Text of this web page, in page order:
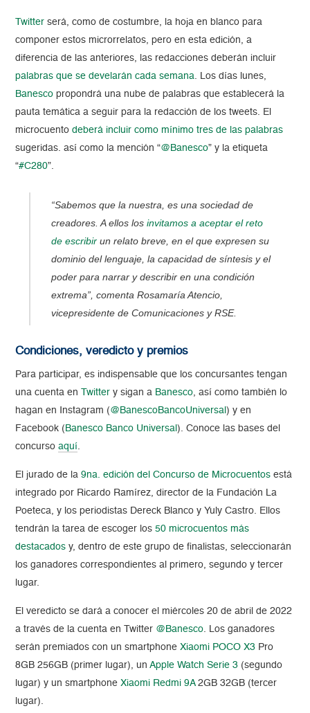
Twitter será, como de costumbre, la hoja en blanco para
componer estos microrrelatos, pero en esta edición, a
diferencia de las anteriores, las redacciones deberán incluir
palabras que se develarán cada semana. Los días lunes,
Banesco propondrá una nube de palabras que establecerá la
pauta temática a seguir para la redacción de los tweets. El
microcuentodeberá incluir como mínimo tres de las palabras
sugeridas. así como la mención “@Banesco” y la etiqueta
“#C280”.
“Sabemos que la nuestra, es una sociedad de
creadores. A ellos losinvitamos a aceptar el reto
de escribir un relato breve, en el que expresen su
dominio del lenguaje, la capacidad de síntesis y el
poder para narrar y describir en una condición
extrema”, comenta Rosamaría Atencio,
vicepresidente de Comunicaciones y RSE.
Condiciones, veredicto y premios
Para participar, es indispensable que los concursantes tengan
una cuenta en
Twitter y sigan a Banesco, así como también lo
hagan en Instagram (@BanescoBancoUniversal ) y en
Facebook ( Banesco Banco Universal ). Conoce las bases del
concursoaquí.
El jurado de la9na. edición del Concurso de Microcuentos está
integrado por Ricardo Ramírez, director de la Fundación La
Poeteca, y los periodistas Dereck Blanco y Yuly Castro. Ellos
tendrán la tarea de escoger los50 microcuentos más
destacados y, dentro de este grupo de finalistas, seleccionarán
los ganadores correspondientes al primero, segundo y tercer
lugar.
El veredicto se dará a conocer el miércoles 20 de abril de 2022
a través de la cuenta en Twitter @Banesco. Los ganadores
serán premiados con un smartphoneXiaomi POCO X3 Pro
8GB 256GB (primer lugar), unApple Watch Serie 3 (segundo
lugar) y un smartphoneXiaomi Redmi 9A2GB 32GB (tercer
lugar).